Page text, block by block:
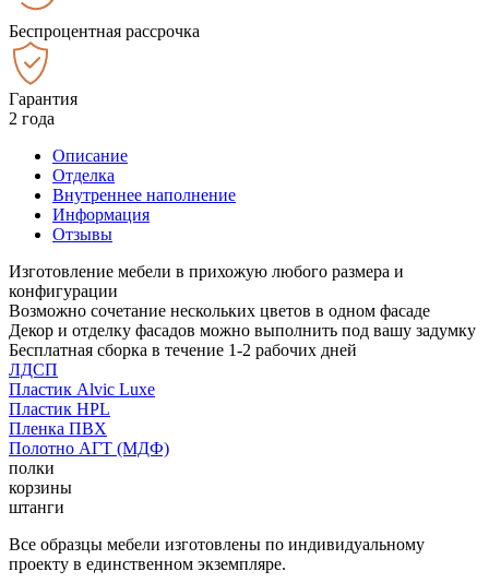
Беспроцентная рассрочка
Гарантия
2 года
Описание
Отделка
Внутреннее наполнение
Информация
Отзывы
Изготовление мебели в прихожую любого размера и
конфигурации
Возможно сочетание нескольких цветов в одном фасаде
Декор и отделку фасадов можно выполнить под вашу задумку
Бесплатная сборка в течение 1-2 рабочих дней
ЛДСП
Пластик Alvic Luxe
Пластик HPL
Пленка ПВХ
Полотно АГТ (МДФ)
полки
корзины
штанги
Все образцы мебели изготовлены по индивидуальному
проекту в единственном экземпляре.